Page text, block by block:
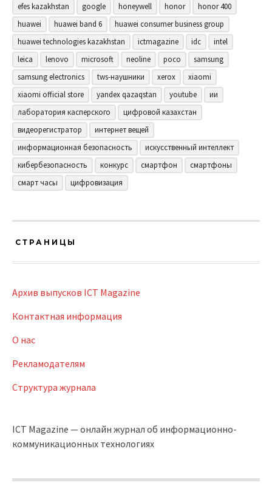
efes kazakhstan
google honeywell honor
honor 400
huawei
huawei band 6
huawei consumer business group
huawei technologies kazakhstan
ictmagazine idc
intel
leica
lenovo microsoft neoline poco
samsung
samsung electronics
tws-наушники xerox
xiaomi
xiaomi official store
yandex qazaqstan youtube
ии
лаборатория касперского
цифровой казахстан
видеорегистратор
интернет вещей
информационная безопасность
искусственный интеллект
кибербезопасность
конкурс смартфон
смартфоны
смарт часы
цифровизация
СТРАНИЦЫ
Архив выпусков ICT Magazine
Контактная информация
О нас
Рекламодателям
Структура журнала
ICT Magazine — онлайн журнал об информационно-
коммуникационных технологиях